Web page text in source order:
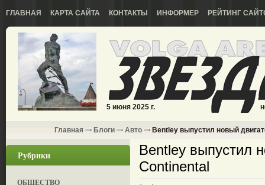
ГЛАВНАЯ КАРТА САЙТА КОНТАКТЫ ИНФОРМЕР РЕЙТИНГ
5 июня 2025 г.
Главная Блоги Авто Bentley выпустил новый
Рубрики
ОБЩЕСТВО
Bentley выпустил
Continental